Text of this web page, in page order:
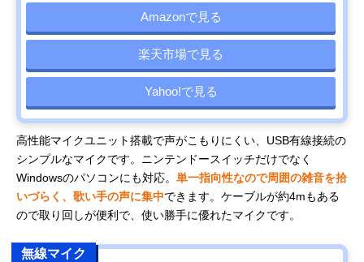
Amazonで見る
楽天市場で見る
Yahoo!で見る
高性能マイクユニット搭載で声がこもりにくい、USB有線接続の
シンプルなマイクです。ニンテンドースイッチだけでなく
Windowsのパソコンにも対応。 単一指向性なので周囲の雑音を拾
いづらく、歌い手の声に集中できます。ケーブルが約4mもある
ので取り回しが便利で、使い勝手に優れたマイクです。
無線マイク